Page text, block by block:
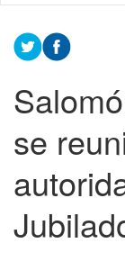
principal
se